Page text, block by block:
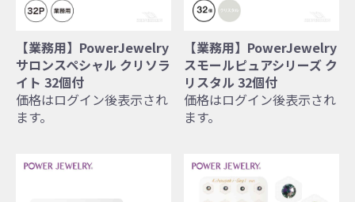
【業務用】PowerJewelry
サロンスペシャル クリソラ
イト 32個付
価格はログイン後表示され
ます。
【業務用】PowerJewelry
スモールピュアシリーズ ク
リスタル 32個付
価格はログイン後表示され
ます。